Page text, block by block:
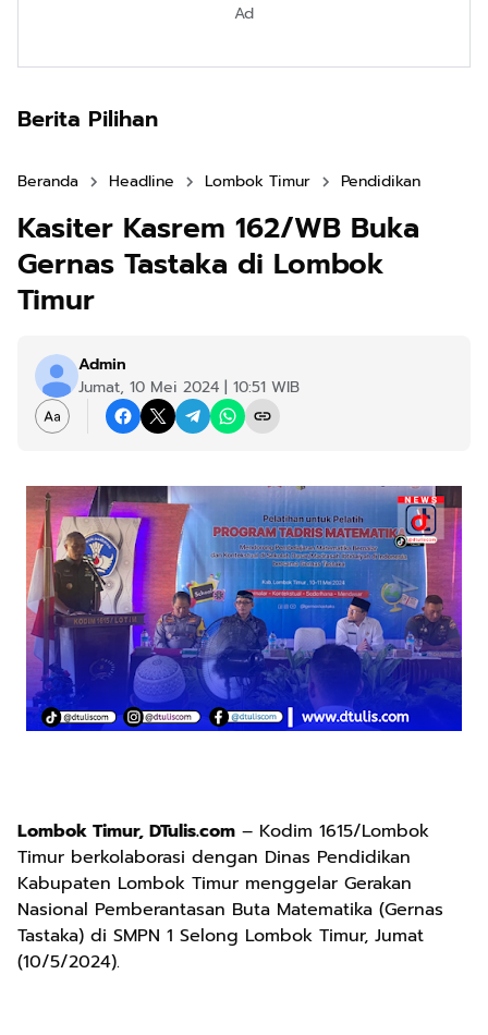
Ad
Berita Pilihan
Beranda Headline Lombok Timur Pendidikan
Kasiter Kasrem 162/WB Buka
Gernas Tastaka di Lombok
Timur
Admin
Jumat, 10 Mei 2024 | 10:51 WIB
Lombok Timur, DTulis.com – Kodim 1615/Lombok
Timur berkolaborasi dengan Dinas Pendidikan
Kabupaten Lombok Timur menggelar Gerakan
Nasional Pemberantasan Buta Matematika (Gernas
Tastaka) di SMPN 1 Selong Lombok Timur, Jumat
(10/5/2024).